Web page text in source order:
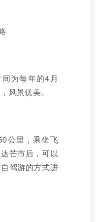
为每年的4月
风景优美。
公里，乘坐飞
芒市后，可以
驾游的方式进